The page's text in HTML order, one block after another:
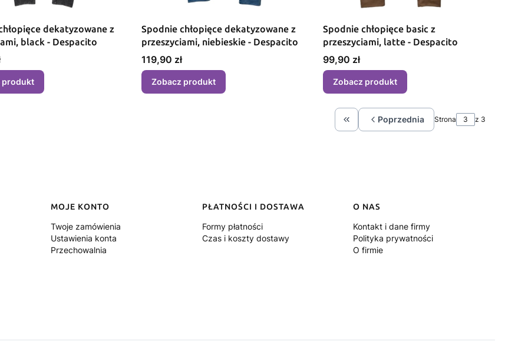
dekatyzowane z
przeszyciami, black - Despacito
produkt
Spodnie chłopięce dekatyzowane z
przeszyciami, niebieskie - Despacito
Cena
119,90 zł
Zobacz produkt
Spodnie chłopięce basic z
przeszyciami, latte - Despacito
Cena
99,90 zł
Zobacz produkt
Wróć do pierwszej strony z produktami
Poprzednia Strona z 3
MOJE KONTO
Twoje zamówienia
Ustawienia konta
Przechowalnia
PŁATNOŚCI I DOSTAWA
Formy płatności
Czas i koszty dostawy
O NAS
Kontakt i dane firmy
Polityka prywatności
O firmie